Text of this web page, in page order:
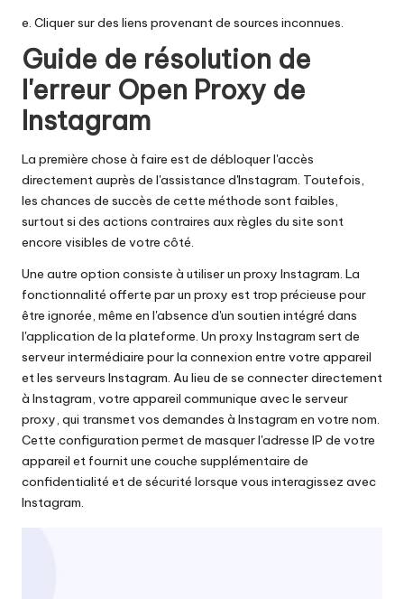
e. Cliquer sur des liens provenant de sources inconnues.
Guide de résolution de
l'erreur Open Proxy de
Instagram
La première chose à faire est de débloquer l'accès
directement auprès de l'assistance d'Instagram. Toutefois,
les chances de succès de cette méthode sont faibles,
surtout si des actions contraires aux règles du site sont
encore visibles de votre côté.
Une autre option consiste à utiliser un proxy Instagram. La
fonctionnalité offerte par un proxy est trop précieuse pour
être ignorée, même en l'absence d'un soutien intégré dans
l'application de la plateforme. Un proxy Instagram sert de
serveur intermédiaire pour la connexion entre votre appareil
et les serveurs Instagram. Au lieu de se connecter directement
à Instagram, votre appareil communique avec le serveur
proxy, qui transmet vos demandes à Instagram en votre nom.
Cette configuration permet de masquer l'adresse IP de votre
appareil et fournit une couche supplémentaire de
confidentialité et de sécurité lorsque vous interagissez avec
Instagram.